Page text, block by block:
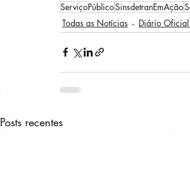
ServiçoPúblicoSinsdetranEmAção
Todas as Notícias
Diário
Posts recentes